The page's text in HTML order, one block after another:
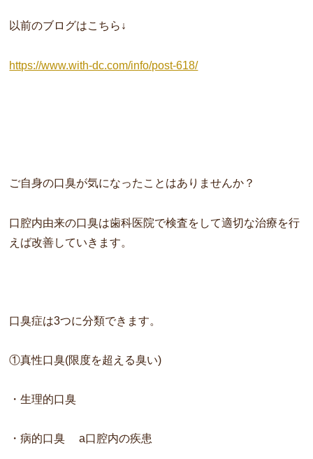
以前のブログはこちら↓
https://www.with-dc.com/info/post-618/
ご自身の口臭が気になったことはありませんか？
口腔内由来の口臭は歯科医院で検査をして適切な治療を行
えば改善していきます。
口臭症は3つに分類できます。
①真性口臭(限度を超える臭い)
・生理的口臭
・病的口臭 a口腔内の疾患